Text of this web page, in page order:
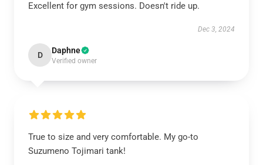
Excellent for gym sessions. Doesn't ride up.
Dec 3, 2024
D Daphne
Verified owner
True to size and very comfortable. My go-to
Suzumeno Tojimari tank!